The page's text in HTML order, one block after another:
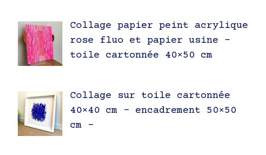
Collage papier peint acrylique
rose fluo et papier usine –
toile cartonnée 40×50 cm
Collage sur toile cartonnée
40×40 cm – encadrement 50×50
cm –